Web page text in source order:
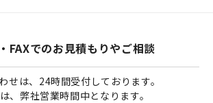
FAXでのお見積もりやご相談
せは、24時間受付しております。
、弊社営業時間中となります。